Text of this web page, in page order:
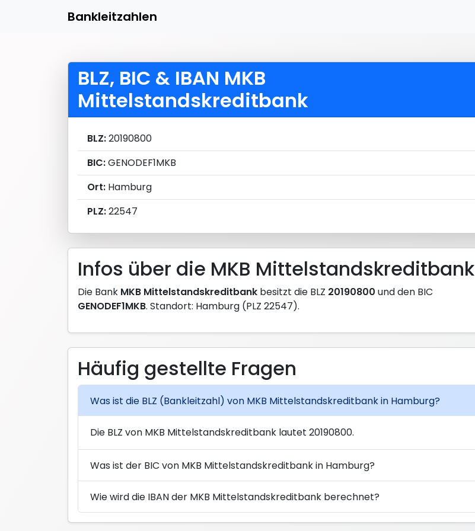
Bankleitzahlen
BLZ, BIC & IBAN MKB
Mittelstandskreditbank
BLZ:20190800
BIC:GENODEF1MKB
Ort: Hamburg
PLZ:22547
Infos über die MKB Mittelstandskreditbank
Die Bank MKB Mittelstandskreditbank besitzt die BLZ 20190800 und den BIC
GENODEF1MKB. Standort: Hamburg (PLZ 22547).
Häufig gestellte Fragen
Was ist die BLZ (Bankleitzahl) von MKB Mittelstandskreditbank in Hamburg?
Die BLZ von MKB Mittelstandskreditbank lautet 20190800.
Was ist der BIC von MKB Mittelstandskreditbank in Hamburg?
Wie wird die IBAN der MKB Mittelstandskreditbank berechnet?